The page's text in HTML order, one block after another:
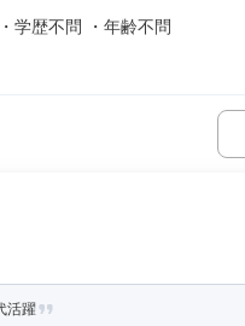
学歴不問 ・年齢不問
活躍